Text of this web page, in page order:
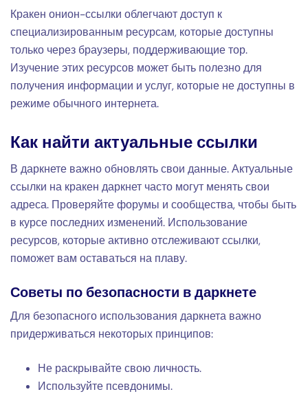
Кракен онион-ссылки облегчают доступ к
специализированным ресурсам, которые доступны
только через браузеры, поддерживающие тор.
Изучение этих ресурсов может быть полезно для
получения информации и услуг, которые не доступны в
режиме обычного интернета.
Как найти актуальные ссылки
В даркнете важно обновлять свои данные. Актуальные
ссылки на кракен даркнет часто могут менять свои
адреса. Проверяйте форумы и сообщества, чтобы быть
в курсе последних изменений. Использование
ресурсов, которые активно отслеживают ссылки,
поможет вам оставаться на плаву.
Советы по безопасности в даркнете
Для безопасного использования даркнета важно
придерживаться некоторых принципов:
Не раскрывайте свою личность.
Используйте псевдонимы.